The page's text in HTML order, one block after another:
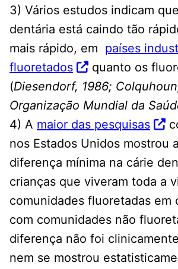
3) Vários estudos indicam
dentária está caindo tão
mais rápido, em países
fluoretados
quanto os
(Diesendorf, 1986;
Organização Mundial da
4) A maior das pesquisas
nos Estados Unidos mostrou
diferença mínima na cárie
crianças que viveram toda a
comunidades fluoretadas em
com comunidades não
diferença não foi
nem se mostrou